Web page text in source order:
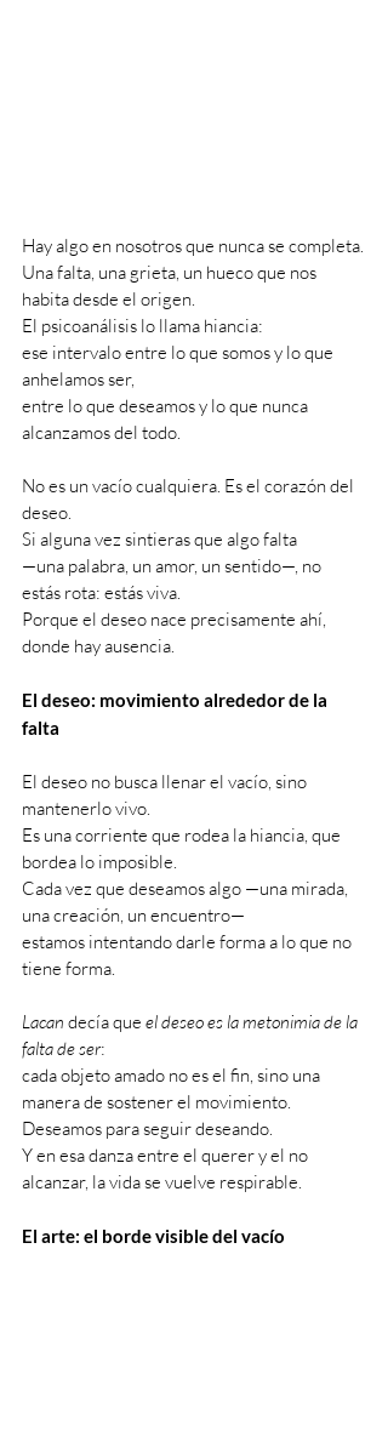
Hay algo en nosotros que nunca se completa.
Una falta, una grieta, un hueco que nos
habita desde el origen.
El psicoanálisis lo llama hiancia:
ese intervalo entre lo que somos y lo que
anhelamos ser,
entre lo que deseamos y lo que nunca
alcanzamos del todo.
No es un vacío cualquiera. Es el corazón del
deseo.
Si alguna vez sintieras que algo falta
—una palabra, un amor, un sentido—, no
estás rota: estás viva.
Porque el deseo nace precisamente ahí,
donde hay ausencia.
El deseo: movimiento alrededor de la
falta
El deseo no busca llenar el vacío, sino
mantenerlo vivo.
Es una corriente que rodea la hiancia, que
bordea lo imposible.
Cada vez que deseamos algo —una mirada,
una creación, un encuentro—
estamos intentando darle forma a lo que no
tiene forma.
Lacan decía que el deseo es la metonimia de la
falta de ser:
cada objeto amado no es el fin, sino una
manera de sostener el movimiento.
Deseamos para seguir deseando.
Y en esa danza entre el querer y el no
alcanzar, la vida se vuelve respirable.
El arte: el borde visible del vacío